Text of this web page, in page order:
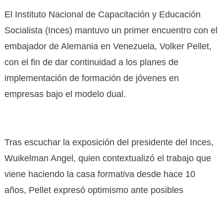
El Instituto Nacional de Capacitación y Educación
Socialista (Inces) mantuvo un primer encuentro con el
embajador de Alemania en Venezuela, Volker Pellet,
con el fin de dar continuidad a los planes de
implementación de formación de jóvenes en
empresas bajo el modelo dual.
Tras escuchar la exposición del presidente del Inces,
Wuikelman Angel, quien contextualizó el trabajo que
viene haciendo la casa formativa desde hace 10
años, Pellet expresó optimismo ante posibles